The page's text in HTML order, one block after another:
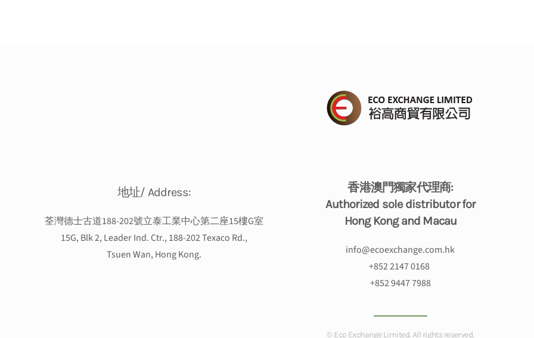
地址/ Address:
荃灣德士古道188-202號立泰工業中心第二座15樓G室
15G, Blk 2, Leader Ind. Ctr., 188-202 Texaco Rd.,
Tsuen Wan, Hong Kong.
香港澳門獨家代理商:
Authorized sole distributor for
Hong Kong and Macau
info@ecoexchange.com.hk
+852 2147 0168
+852 9447 7988
© Eco Exchange Limited. All rights reserved.